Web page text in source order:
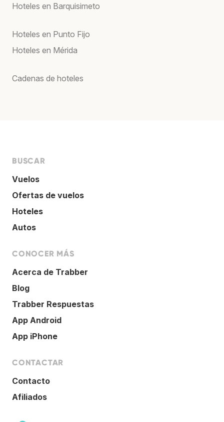
Hoteles en Barquisimeto
Hoteles en Punto Fijo
Hoteles en Mérida
Cadenas de hoteles
BUSCAR
Vuelos
Ofertas de vuelos
Hoteles
Autos
CONOCER MÁS
Acerca de Trabber
Blog
Trabber Respuestas
App Android
App iPhone
CONTACTAR
Contacto
Afiliados